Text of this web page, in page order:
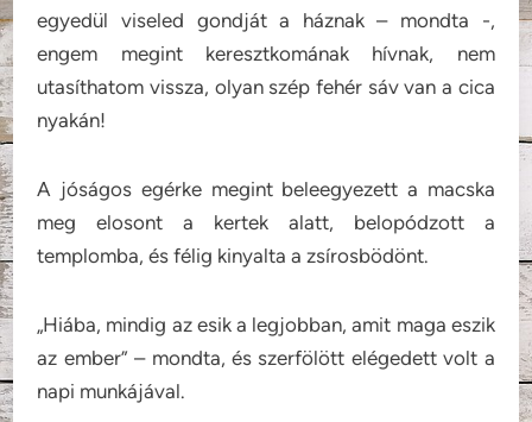
egyedül viseled gondját a háznak – mondta -,
engem megint keresztkomának hívnak, nem
utasíthatom vissza, olyan szép fehér sáv van a cica
nyakán!
A jóságos egérke megint beleegyezett a macska
meg elosont a kertek alatt, belopódzott a
templomba, és félig kinyalta a zsírosbödönt.
„Hiába, mindig az esik a legjobban, amit maga eszik
az ember” – mondta, és szerfölött elégedett volt a
napi munkájával.